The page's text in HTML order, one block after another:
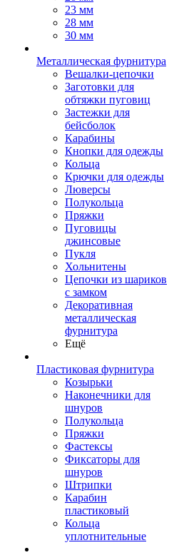
23 мм
28 мм
30 мм
Металлическая фурнитура
Вешалки-цепочки
Заготовки для
обтяжки пуговиц
Застежки для
бейсболок
Карабины
Кнопки для одежды
Кольца
Крючки для одежды
Люверсы
Полукольца
Пряжки
Пуговицы
джинсовые
Пукля
Хольнитены
Цепочки из шариков
с замком
Декоративная
металлическая
фурнитура
Ещё
Пластиковая фурнитура
Козырьки
Наконечники для
шнуров
Полукольца
Пряжки
Фастексы
Фиксаторы для
шнуров
Штрипки
Карабин
пластиковый
Кольца
уплотнительные